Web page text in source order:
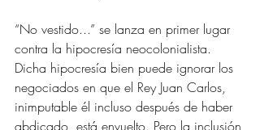
“No vestido...” se lanza en primer lugar
contra la hipocresía neocolonialista.
Dicha hipocresía bien puede ignorar los
negociados en que el Rey Juan Carlos,
inimputable él incluso después de haber
abdicado, está envuelto. Pero la inclusión